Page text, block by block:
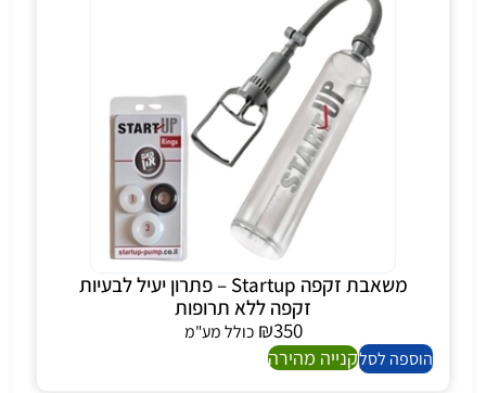
משאבת זקפה Startup – פתרון יעיל לבעיות
זקפה ללא תרופות
₪350
כולל מע"מ
הוספה לסלקנייה מהירה